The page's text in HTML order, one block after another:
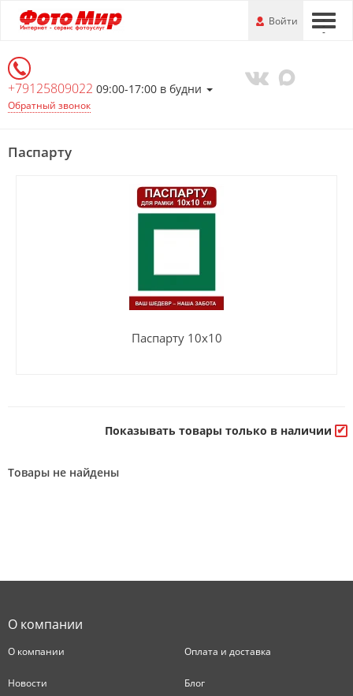
Перейти
к
информации
---
Войти
+79125809022 09:00-17:00 в будни
Обратный звонок
Паспарту
Паспарту 10х10
Показывать товары только в наличии
Товары не найдены
О компании
О компании Оплата и доставка
Новости Блог